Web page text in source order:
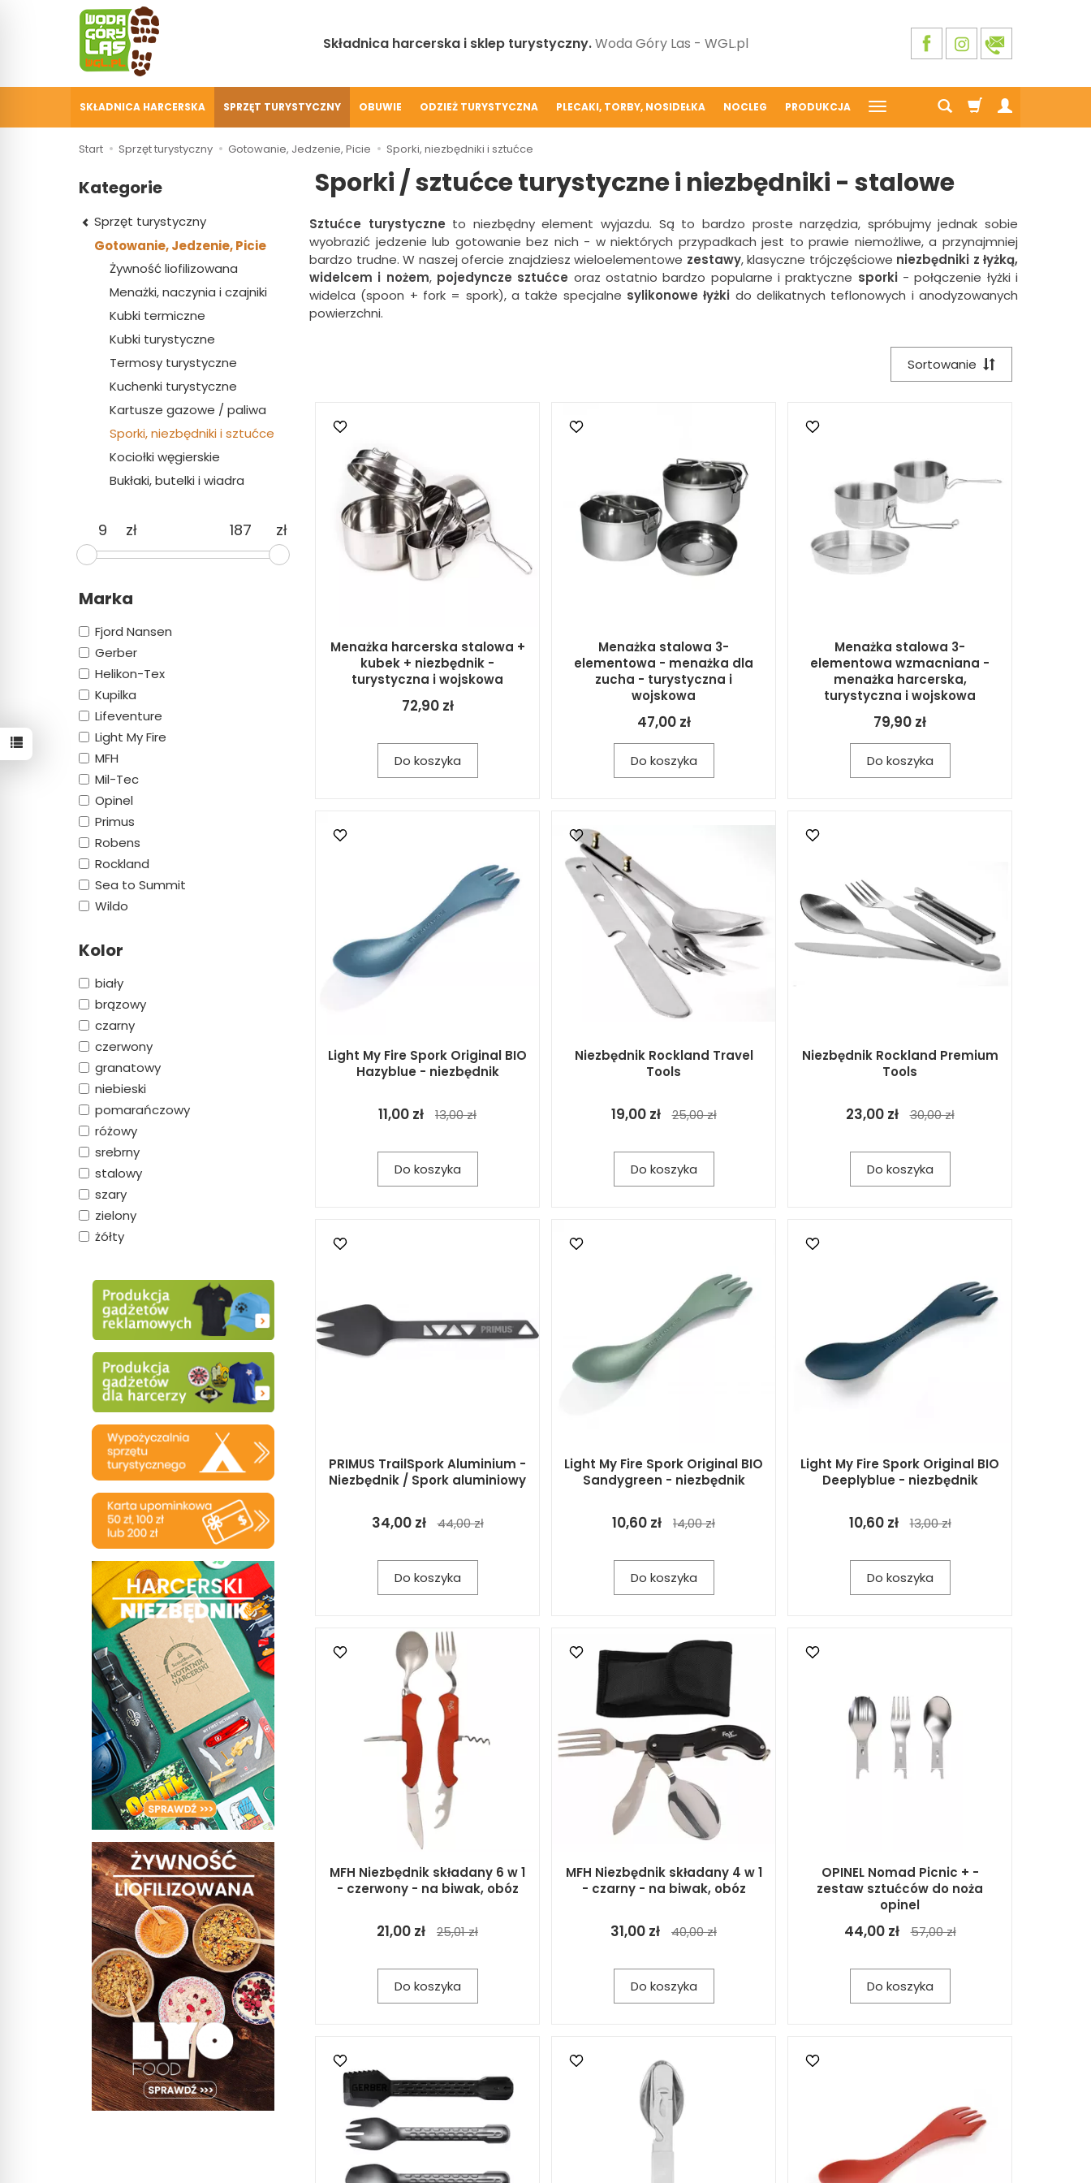
Składnica harcerska i sklep turystyczny.Woda Góry Las - WGL.pl
SKŁADNICA HARCERSKA SPRZĘT TURYSTYCZNY OBUWIE ODZIEŻ TURYSTYCZNA PLECAKI, TORBY, NOSIDEŁKA NOCLEG PRODUKCJA
Start Sprzęt turystyczny Gotowanie, Jedzenie, Picie Sporki, niezbędniki i sztućce
Sporki / sztućce turystyczne i niezbędniki - stalowe
Sztućce turystyczne to niezbędny element wyjazdu. Są to bardzo proste narzędzia, spróbujmy jednak sobie
wyobrazić jedzenie lub gotowanie bez nich - w niektórych przypadkach jest to prawie niemożliwe, a przynajmniej
bardzo trudne. W naszej ofercie znajdziesz wieloelementowe zestawy, klasyczne trójczęściowe niezbędniki z łyżką,
widelcem i nożem, pojedyncze sztućce oraz ostatnio bardzo popularne i praktyczne sporki- połączenie łyżki i
widelca (spoon + fork = spork), a także specjalne sylikonowe łyżki do delikatnych teflonowych i anodyzowanych
powierzchni.
Sortowanie
Menażka harcerska stalowa +
kubek + niezbędnik -
turystyczna i wojskowa
72,90 zł
Do koszyka
Menażka stalowa 3-
elementowa - menażka dla
zucha - turystyczna i
wojskowa
47,00 zł
Do koszyka
Menażka stalowa 3-
elementowa wzmacniana -
menażka harcerska,
turystyczna i wojskowa
79,90 zł
Do koszyka
Light My Fire Spork Original BIO
Hazyblue - niezbędnik
11,00 zł 13,00 zł
Do koszyka
Niezbędnik Rockland Travel
Tools
19,00 zł 25,00 zł
Do koszyka
Niezbędnik Rockland Premium
Tools
23,00 zł 30,00 zł
Do koszyka
PRIMUS TrailSpork Aluminium -
Niezbędnik / Spork aluminiowy
34,00 zł 44,00 zł
Do koszyka
Light My Fire Spork Original BIO
Sandygreen - niezbędnik
10,60 zł 14,00 zł
Do koszyka
Light My Fire Spork Original BIO
Deeplyblue - niezbędnik
10,60 zł 13,00 zł
Do koszyka
MFH Niezbędnik składany 6 w 1
- czerwony - na biwak, obóz
21,00 zł 25,01 zł
Do koszyka
MFH Niezbędnik składany 4 w 1
- czarny - na biwak, obóz
31,00 zł 40,00 zł
Do koszyka
OPINEL Nomad Picnic + -
zestaw sztućców do noża
opinel
44,00 zł 57,00 zł
Do koszyka
Kategorie
Sprzęt turystyczny
Gotowanie, Jedzenie, Picie
Żywność liofilizowana
Menażki, naczynia i czajniki
Kubki termiczne
Kubki turystyczne
Termosy turystyczne
Kuchenki turystyczne
Kartusze gazowe / paliwa
Sporki, niezbędniki i sztućce
Kociołki węgierskie
Bukłaki, butelki i wiadra
zł zł
Marka
Fjord Nansen
Gerber
Helikon-Tex
Kupilka
Lifeventure
Light My Fire
MFH
Mil-Tec
Opinel
Primus
Robens
Rockland
Sea to Summit
Wildo
Kolor
biały
brązowy
czarny
czerwony
granatowy
niebieski
pomarańczowy
różowy
srebrny
stalowy
szary
zielony
żółty